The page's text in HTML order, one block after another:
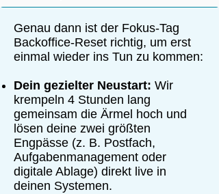
Genau dann ist der Fokus-Tag
Backoffice-Reset richtig, um erst
einmal wieder ins Tun zu kommen:
Dein gezielter Neustart: Wir
krempeln 4 Stunden lang
gemeinsam die Ärmel hoch und
lösen deine zwei größten
Engpässe (z. B. Postfach,
Aufgabenmanagement oder
digitale Ablage) direkt live in
deinen Systemen.